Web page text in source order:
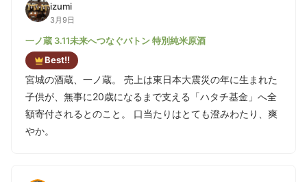
izumi
3月9日
一ノ蔵 3.11未来へつなぐバトン 特別純米原酒
Best!!
宮城の酒蔵、一ノ蔵。 売上は東日本大震災の年に生まれた
子供が、無事に20歳になるまで支える「ハタチ基金」へ全
額寄付されるとのこと。 口当たりはとても澄みわたり、爽
やか。